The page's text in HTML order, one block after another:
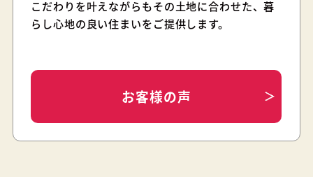
こだわりを叶えながらもその土地に合わせた、暮
らし心地の良い住まいをご提供します。
お客様の声